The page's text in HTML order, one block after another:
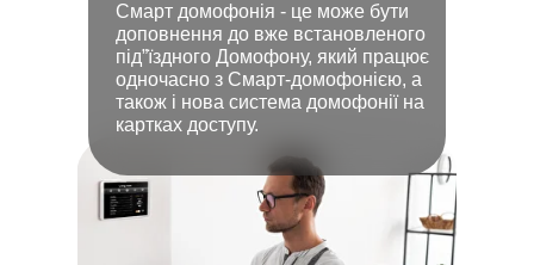
Смарт домофонія - це може бути
доповнення до вже встановленого
під”їздного Домофону, який працює
одночасно з Смарт-домофонією, а
також і нова система домофонії на
картках доступу.